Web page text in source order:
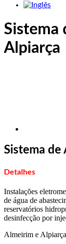
Sistema
Alpiarça
Sistema de
Detalhes
Instalações
de água de
reservatórios
desinfecção por
Almeirim e